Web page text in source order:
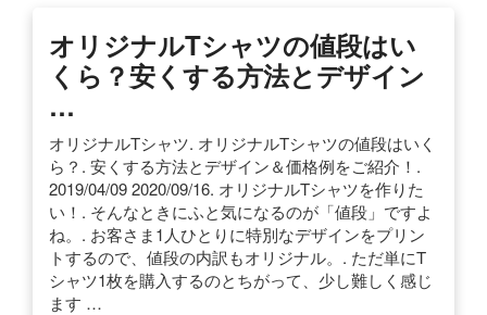
オリジナルTシャツの値段はい
くら？安くする方法とデザイン
…
オリジナルTシャツ. オリジナルTシャツの値段はいく
ら？. 安くする方法とデザイン＆価格例をご紹介！.
2019/04/09 2020/09/16. オリジナルTシャツを作りた
い！. そんなときにふと気になるのが「値段」ですよ
ね。. お客さま1人ひとりに特別なデザインをプリン
トするので、値段の内訳もオリジナル。. ただ単にT
シャツ1枚を購入するのとちがって、少し難しく感じ
ます …